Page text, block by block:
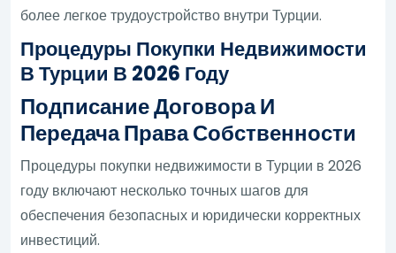
более легкое трудоустройство внутри Турции.
Процедуры Покупки Недвижимости
В Турции В 2026 Году
Подписание Договора И
Передача Права Собственности
Процедуры покупки недвижимости в Турции в 2026
году включают несколько точных шагов для
обеспечения безопасных и юридически корректных
инвестиций.